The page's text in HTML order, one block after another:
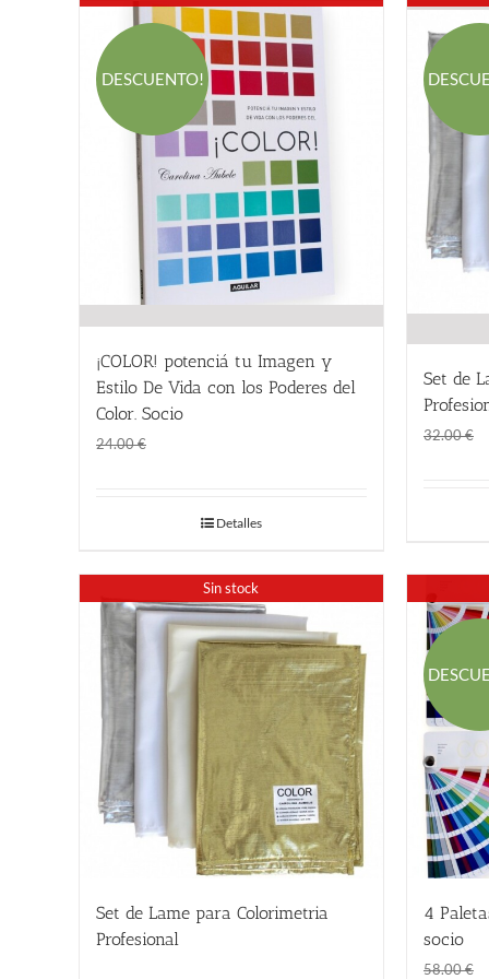
DESCUENTO!
¡COLOR! potenciá tu Imagen y
Estilo De Vida con los Poderes del
Color. Socio
24.00€
es:
Detalles
Set de
32.00€
Sin stock
Set de Lame para Colorimetria
Profesional
4
socio
58.00€